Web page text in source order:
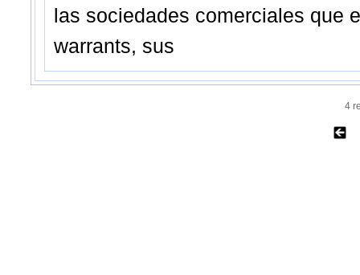
las sociedades comerciales que
warrants, sus
4